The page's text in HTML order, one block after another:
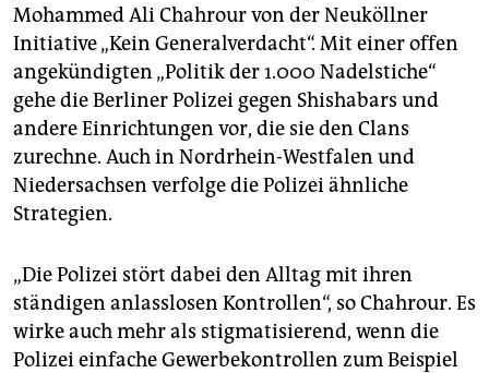
Mohammed Ali Chahrour von der Neuköllner
Initiative „Kein Generalverdacht“. Mit einer offen
angekündigten „Politik der 1.000 Nadelstiche“
gehe die Berliner Polizei gegen Shishabars und
andere Einrichtungen vor, die sie den Clans
zurechne. Auch in Nordrhein-Westfalen und
Niedersachsen verfolge die Polizei ähnliche
Strategien.
„Die Polizei stört dabei den Alltag mit ihren
ständigen anlasslosen Kontrollen“, so Chahrour. Es
wirke auch mehr als stigmatisierend, wenn die
Polizei einfache Gewerbekontrollen zum Beispiel